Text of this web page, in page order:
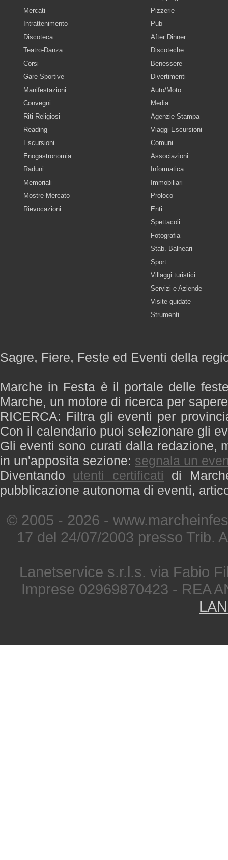
Mercati
Intrattenimento
Discoteca
Teatro-Danza
Corsi
Gare-Sportive
Manifestazioni
Convegni
Riti-Religiosi
Reading
Escursioni
Enogastronomia
Raduni
Memoriali
Mostre-Mercato
Rievocazioni
Pizzerie
Pub
After Dinner
Discoteche
Benessere
Divertimenti
Auto/Moto
Media
Agenzie Stampa
Viaggi Escursioni
Comuni
Associazioni
Informatica
Immobiliari
Proloco
Enti
Spettacoli
Fotografia
Stab. Balneari
Sport
Villaggi turistici
Servizi e Aziende
Visite guidate
Strumenti
Sagre, Fiere, Feste ed Eventi della
Marche in Festa è il portale delle
Marche, un motore di ricerca per
RICERCA: Filtra gli eventi per
Con il calendario puoi selezionare gli
Gli eventi sono curati dalla redazione,
in un'apposita sezione: segnala un
Diventando utenti certificati di
pubblicazione autonoma di eventi,
© 2005 - 2026 -
17 del 24/07/2003 presso Trib.
Lanetservice s.r.l.s. via Fabio
Imprese 02969870423 - REA